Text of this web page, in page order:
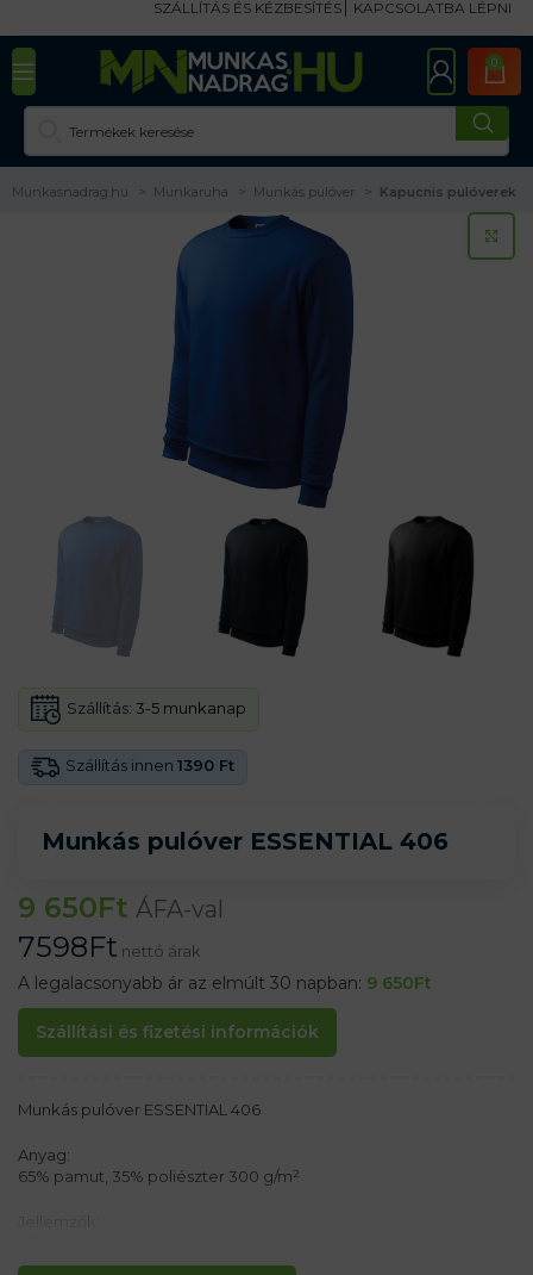
SZÁLLÍTÁS ÉS KÉZBESÍTÉS KAPCSOLATBA LÉPNI
0
Munkasnadrag.hu Munkaruha Munkás pulóver Kapucnis pulóverek
Munkás pulóver ESSENTIAL 406
Szállítás innen 1390 Ft
Szállítás: 3-5 munkanap
9 650Ft ÁFA-val
7598Ft nettó árak
A legalacsonyabb ár az elmúlt 30 napban: 9 650Ft
Szállítási és fizetési információk
Munkás pulóver ESSENTIAL 406
Anyag:
65% pamut, 35% poliészter 300 g/m²
– Bordás mandzsetta az ujjakon, a nyakon és az alsó szélen